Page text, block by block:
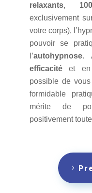
relaxants,
exclusivement
votre corps),
pouvoir se
l’autohypnose.
efficacitéet
possible de
formidable
mérite de
positivement